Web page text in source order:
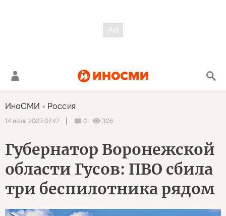
ИноСМИ Россия
14 июля 2023 07:47 0 306
Губернатор Воронежской
области Гусов: ПВО сбила
три беспилотника рядом